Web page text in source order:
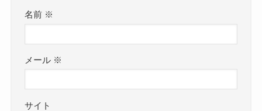
名前 ※
メール ※
サイト